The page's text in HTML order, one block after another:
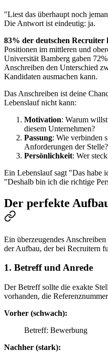
"Liest das überhaupt noch
Die Antwort ist eindeutig: ja.
83% der deutschen Recruiter
Positionen im mittleren und
Universität Bamberg gaben
Anschreiben den Unterschied
Kandidaten ausmachen kann.
Das Anschreiben ist deine
Lebenslauf nicht kann:
Motivation: Warum willst
diesem Unternehmen?
Passung: Wie verbinden
Anforderungen der Stelle?
Persönlichkeit: Wer
Ein Lebenslauf sagt "Das habe
"Deshalb bin ich die richtige
Der perfekte
Ein überzeugendes
der Aufbau, der bei Recruitern
1. Betreff und Anrede
Der Betreff sollte die exakte
vorhanden, die
Vorher (schwach):
Betreff: Bewerbung
Nachher (stark):